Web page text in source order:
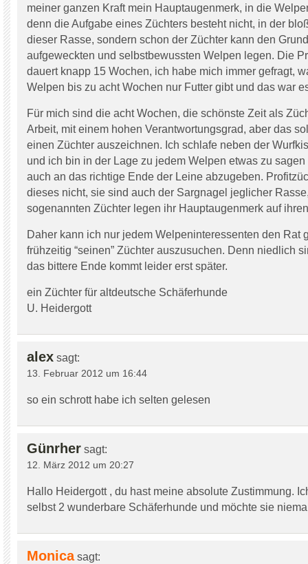
meiner ganzen Kraft mein Hauptaugenmerk, in die
denn die Aufgabe eines Züchters besteht nicht, in der
dieser Rasse, sondern schon der Züchter kann den
aufgeweckten und selbstbewussten Welpen legen. Die
dauert knapp 15 Wochen, ich habe mich immer gefragt,
Welpen bis zu acht Wochen nur Futter gibt und das war
Für mich sind die acht Wochen, die schönste Zeit als
Arbeit, mit einem hohen Verantwortungsgrad, aber das
einen Züchter auszeichnen. Ich schlafe neben der
und ich bin in der Lage zu jedem Welpen etwas zu sagen
auch an das richtige Ende der Leine abzugeben.
dieses nicht, sie sind auch der Sargnagel jeglicher
sogenannten Züchter legen ihr Hauptaugenmerk auf
Daher kann ich nur jedem Welpeninteressenten den Rat
frühzeitig “seinen” Züchter auszusuchen. Denn niedlich
das bittere Ende kommt leider erst später.
ein Züchter für altdeutsche Schäferhunde
U. Heidergott
alex sagt:
13. Februar 2012 um 16:44
so ein schrott habe ich selten gelesen
Günrher sagt:
12. März 2012 um 20:27
Hallo Heidergott , du hast meine absolute Zustimmung.
selbst 2 wunderbare Schäferhunde und möchte sie
Monica sagt: